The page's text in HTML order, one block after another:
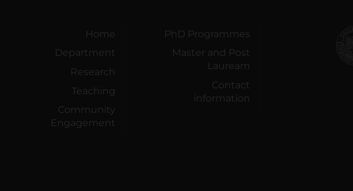
Home
Department
Research
Teaching
Community
Engagement
PhD Programmes
Master and Post
Lauream
Contact
information